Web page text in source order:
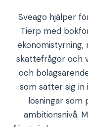
Sveago hjälper
Tierp med
ekonomistyrning,
skattefrågor och
och
som sätter sig
lösningar som
ambitionsnivå.